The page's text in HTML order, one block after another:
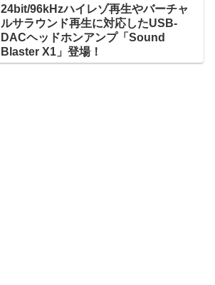
24bit/96kHzハイレゾ再生やバーチャ
ルサラウンド再生に対応したUSB-
DACヘッドホンアンプ「Sound
Blaster X1」登場！